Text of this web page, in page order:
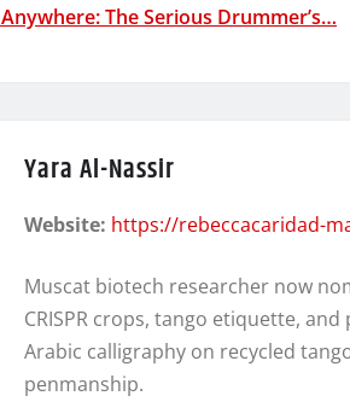
The Serious Drummer’s…
Yara Al-Nassir
Website: https://rebeccacaridad-
Muscat biotech researcher now
CRISPR crops, tango etiquette,
Arabic calligraphy on recycled
penmanship.